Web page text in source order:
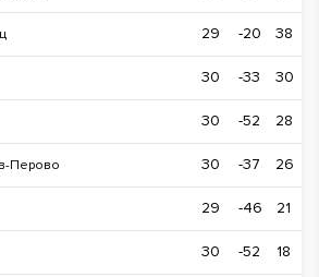
29 -20 38
30 -33 30
30 -52 28
Перово 30 -37 26
29 -46 21
30 -52 18